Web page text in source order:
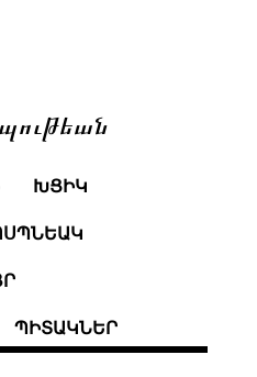
ԽՑԻԿ
ՊԻՏԱԿՆԵՐ